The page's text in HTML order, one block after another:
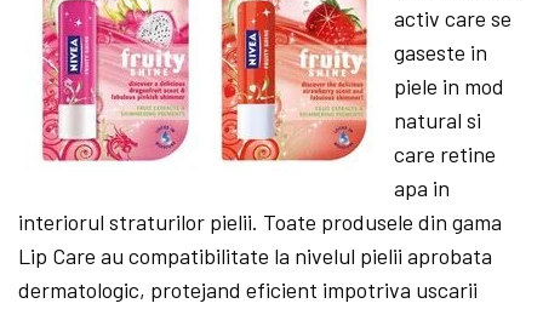
activ care se
gaseste in
piele in mod
natural si
care retine
apa in
interiorul straturilor pielii. Toate produsele din gama
Lip Care au compatibilitate la nivelul pielii aprobata
dermatologic, protejand eficient impotriva uscarii